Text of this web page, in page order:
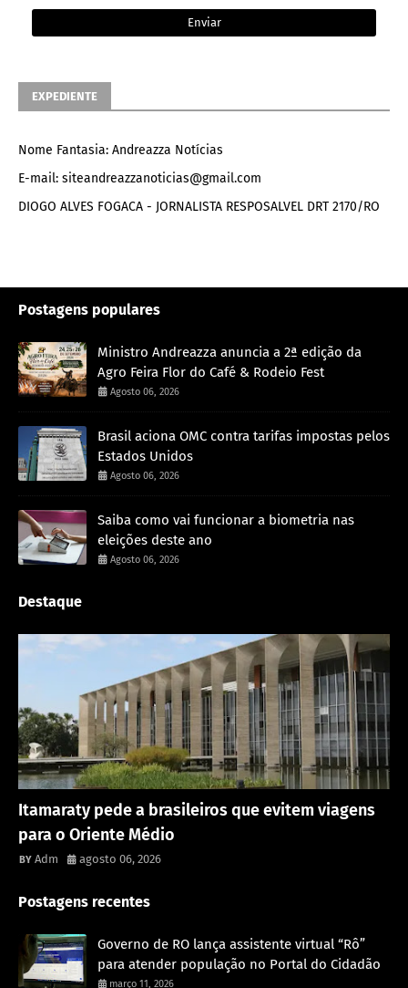
EXPEDIENTE
Nome Fantasia: Andreazza Notícias
E-mail: siteandreazzanoticias@gmail.com
DIOGO ALVES FOGACA - JORNALISTA RESPOSALVEL DRT 2170/RO
Postagens populares
Ministro Andreazza anuncia a 2ª edição da
Agro Feira Flor do Café & Rodeio Fest
Agosto 06, 2026
Brasil aciona OMC contra tarifas impostas pelos
Estados Unidos
Agosto 06, 2026
Saiba como vai funcionar a biometria nas
eleições deste ano
Agosto 06, 2026
Destaque
Itamaraty pede a brasileiros que evitem viagens
para o Oriente Médio
Adm agosto 06, 2026
Postagens recentes
Governo de RO lança assistente virtual “Rô”
para atender população no Portal do Cidadão
março 11, 2026